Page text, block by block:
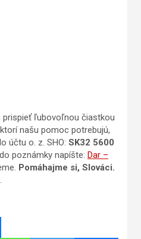
prispieť ľubovoľnou čiastkou
našu pomoc potrebujú,
účtu o. z. SHO: SK32 5600
poznámky napíšte: Dar –
Pomáhajme si, Slováci.